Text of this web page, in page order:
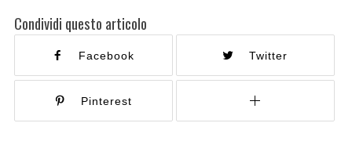
Condividi questo articolo
Facebook Twitter
Pinterest